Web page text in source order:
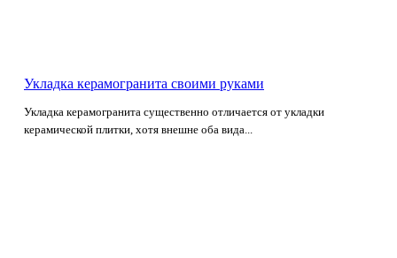
Укладка керамогранита своими руками
Укладка керамогранита существенно отличается от укладки
керамической плитки, хотя внешне оба вида...